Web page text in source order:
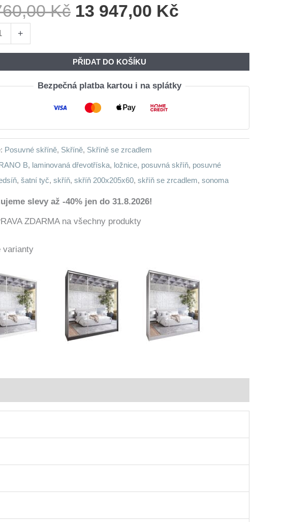
Kč Původní
16
760,00 Kč.
13 947,00 Kč
947,00 Kč.
+
PŘIDAT DO KOŠÍKU
Bezpečná platba kartou i na splátky
Posuvné skříně, Skříně, Skříně se zrcadlem
B, laminovaná dřevotříska, ložnice, posuvná skříň, posuvné
, šatní tyč, skříň, skříň 200x205x60, skříň se zrcadlem, sonoma
slevy až -40% jen do 31.8.2026!
ZDARMA na všechny produkty
varianty